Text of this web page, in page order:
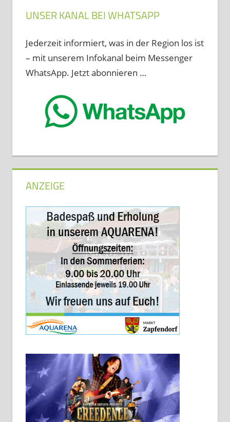
UNSER KANAL BEI WHATSAPP
Jederzeit informiert, was in der Region los ist
– mit unserem Infokanal beim Messenger
WhatsApp. Jetzt abonnieren …
ANZEIGE